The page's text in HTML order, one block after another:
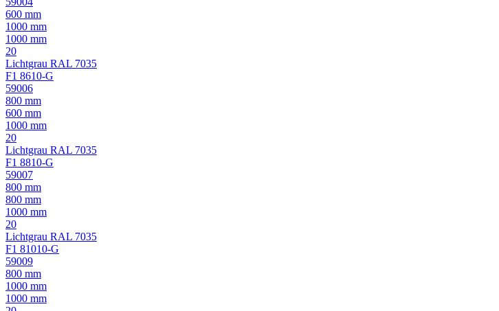
600 mm
1000 mm
1000 mm
20
Lichtgrau RAL 7035
F1 8610-G
59006
800 mm
600 mm
1000 mm
20
Lichtgrau RAL 7035
F1 8810-G
59007
800 mm
800 mm
1000 mm
20
Lichtgrau RAL 7035
F1 81010-G
59009
800 mm
1000 mm
1000 mm